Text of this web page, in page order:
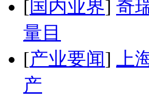
[国内业界] 奇
量目
[产业要闻]
上
产